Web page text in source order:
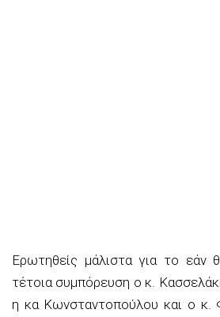
Ερωτηθείς μάλιστα για το εάν
τέτοια συμπόρευση ο κ.
η κα Κωνσταντοπούλου και ο κ.